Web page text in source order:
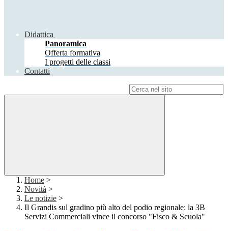
Didattica
Panoramica
Offerta formativa
I progetti delle classi
Contatti
Home >
Novità >
Le notizie >
Il Grandis sul gradino più alto del podio regionale: la 3B
Servizi Commerciali vince il concorso "Fisco & Scuola"